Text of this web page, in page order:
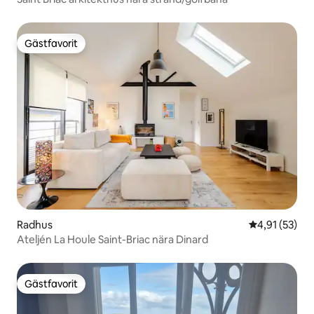
Gästfavorit
Gästfavorit
Radhus 4,91 av 5 i
4,91 (53)
Ateljén La Houle Saint-Briac nära Dinard
Gästfavorit
Gästfavorit